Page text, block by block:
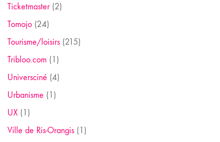
Ticketmaster(2)
Tomojo (24)
Tourisme/loisirs (215)
Tribloo.com (1)
Universciné (4)
Urbanisme (1)
UX (1)
Ville de Ris-Orangis (1)